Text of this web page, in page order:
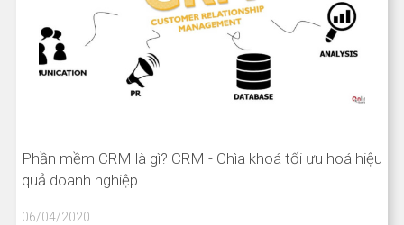
Phần mềm CRM là gì? CRM - Chìa khoá tối ưu hoá hiệu
quả doanh nghiệp
06/04/2020